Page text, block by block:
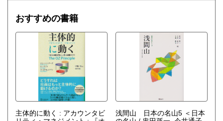
おすすめの書籍
主体的に動く : アカウンタビ
浅間山 日本の名山5 ＜日本